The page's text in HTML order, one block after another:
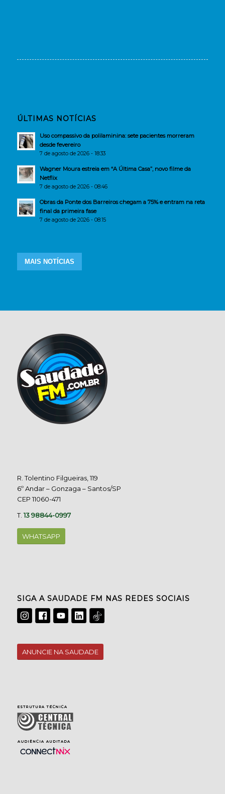
ÚLTIMAS NOTÍCIAS
Uso compassivo da polilaminina: sete pacientes morreram
desde fevereiro
7 de agosto de 2026 - 18:33
Wagner Moura estreia em “A Última Casa”, novo filme da
Netflix
7 de agosto de 2026 - 08:46
Obras da Ponte dos Barreiros chegam a 75% e entram na reta
final da primeira fase
7 de agosto de 2026 - 08:15
MAIS NOTÍCIAS
R. Tolentino Filgueiras, 119
6º Andar – Gonzaga – Santos/SP
CEP 11060-471
T.13 98844-0997
WHATSAPP
SIGA A SAUDADE FM NAS REDES SOCIAIS
ANUNCIE NA SAUDADE